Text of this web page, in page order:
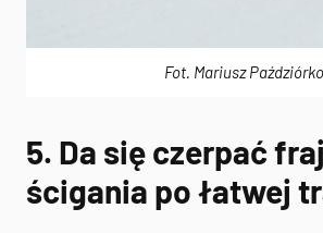
Fot. Mariusz Paździórko
5. Da się czerpać
ścigania po łatwej